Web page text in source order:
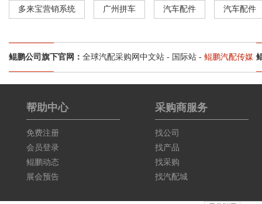
多来宝营销系统 广州拼车 汽车配件 汽车配件
鲲鹏公司旗下官网： 全球汽配采购网中文站 - 国际站 - 鲲鹏汽配传媒
帮助中心
免费注册
会员登录
鲲鹏动态
展会预告
采购商服务
找公司
找产品
找采购
找汽配城